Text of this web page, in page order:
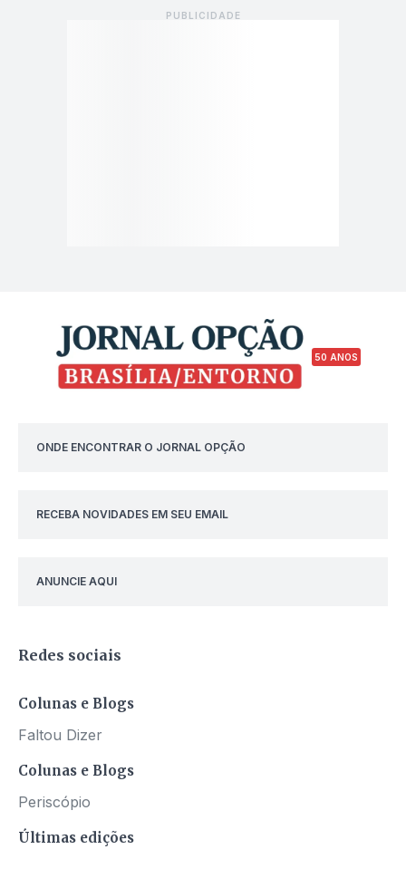
50 ANOS
ONDE ENCONTRAR O JORNAL OPÇÃO
RECEBA NOVIDADES EM SEU EMAIL
ANUNCIE AQUI
Redes sociais
Colunas e Blogs
Faltou Dizer
Colunas e Blogs
Periscópio
Últimas edições